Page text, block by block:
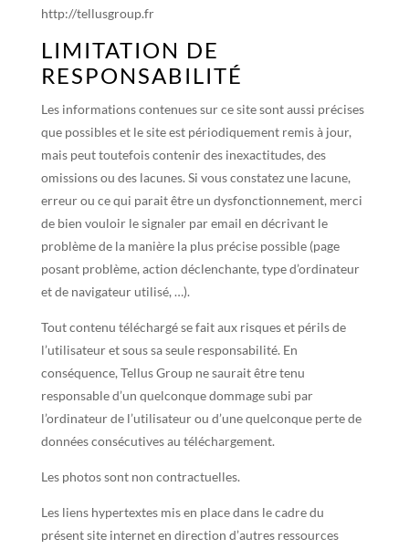
http://tellusgroup.fr
LIMITATION DE
RESPONSABILITÉ
Les informations contenues sur ce site sont aussi précises
que possibles et le site est périodiquement remis à jour,
mais peut toutefois contenir des inexactitudes, des
omissions ou des lacunes. Si vous constatez une lacune,
erreur ou ce qui parait être un dysfonctionnement, merci
de bien vouloir le signaler par email en décrivant le
problème de la manière la plus précise possible (page
posant problème, action déclenchante, type d’ordinateur
et de navigateur utilisé, …).
Tout contenu téléchargé se fait aux risques et périls de
l’utilisateur et sous sa seule responsabilité. En
conséquence, Tellus Group ne saurait être tenu
responsable d’un quelconque dommage subi par
l’ordinateur de l’utilisateur ou d’une quelconque perte de
données consécutives au téléchargement.
Les photos sont non contractuelles.
Les liens hypertextes mis en place dans le cadre du
présent site internet en direction d’autres ressources